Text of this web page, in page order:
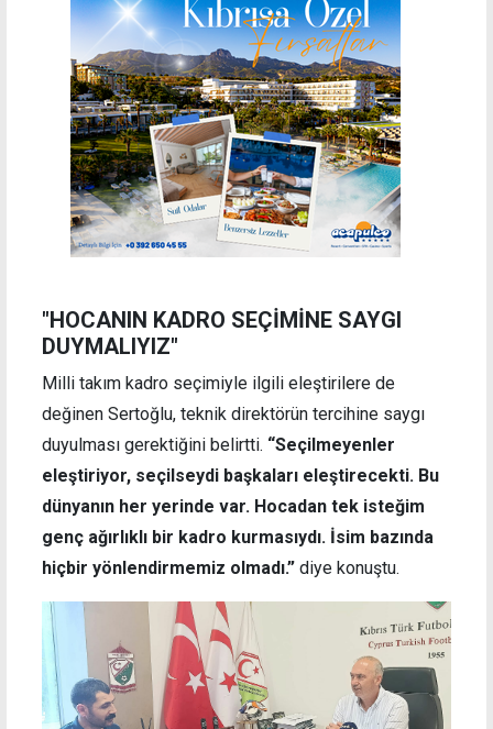
"HOCANIN KADRO SEÇİMİNE SAYGI
DUYMALIYIZ"
Milli takım kadro seçimiyle ilgili eleştirilere de
değinen Sertoğlu, teknik direktörün tercihine saygı
duyulması gerektiğini belirtti. “Seçilmeyenler
eleştiriyor, seçilseydi başkaları eleştirecekti. Bu
dünyanın her yerinde var. Hocadan tek isteğim
genç ağırlıklı bir kadro kurmasıydı. İsim bazında
hiçbir yönlendirmemiz olmadı.” diye konuştu.